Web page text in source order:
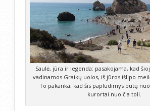
Saulė, jūra ir legenda: pasakojama, kad
vadinamos Graikų uolos, iš jūros išlipo
To pakanka, kad šis paplūdimys būtų
kurortai nuo čia toli.